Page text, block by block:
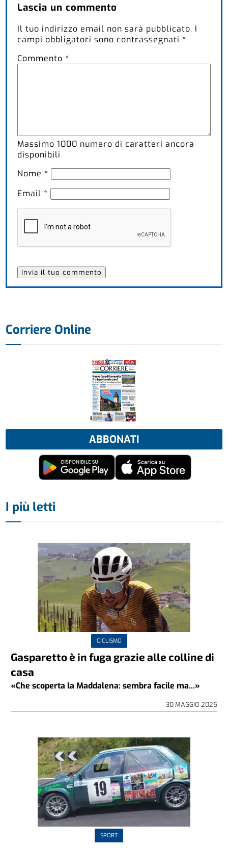
Lascia un commento
Il tuo indirizzo email non sarà pubblicato. I
campi obbligatori sono contrassegnati *
Commento *
Massimo1000 numero di caratteri ancora
disponibili
Nome *
Email *
Corriere Online
ABBONATI
I più letti
CICLISMO
Gasparetto è in fuga grazie alle colline di
casa
«Che scoperta la Maddalena: sembra facile ma...»
30 MAGGIO 2025
SPORT